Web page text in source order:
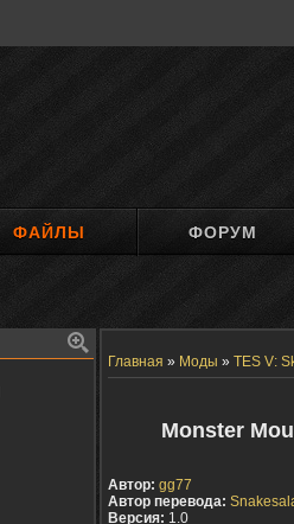
ФАЙЛЫ ФОРУМ
Главная » Моды » TES V:
Monster
Автор: gg77
Автор перевода:
Версия: 1.0